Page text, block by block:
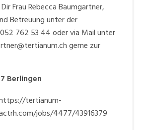
Frau Rebecca Baumgartner,
Betreuung unter der
762 53 44 oder via Mail unter
gerne zur
Berlingen
tertianum-
jobs/4477/43916379